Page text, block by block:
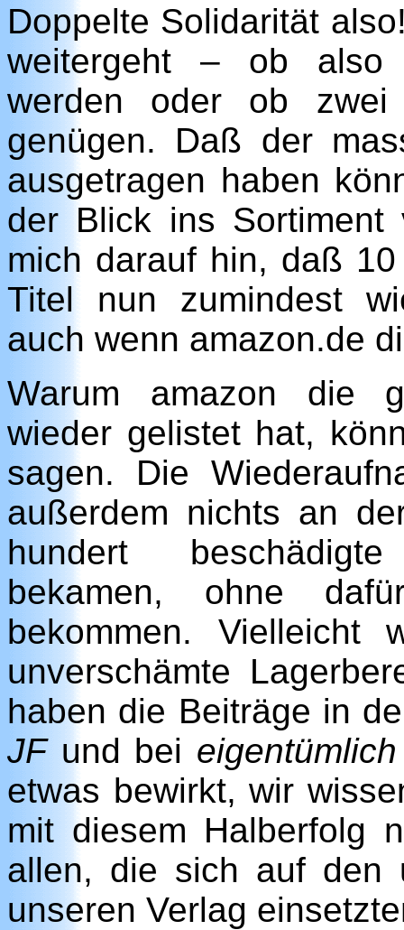
Doppelte Solidarität
weitergeht – ob also
werden oder ob zwei
genügen. Daß der
ausgetragen haben
der Blick ins
mich darauf hin, daß
Titel nun zumindest
auch wenn amazon.de
Warum amazon die
wieder gelistet hat,
sagen. Die
außerdem nichts an
hundert
bekamen, ohne
bekommen.
unverschämte
haben die Beiträge in
JFund bei
etwas bewirkt, wir
mit diesem Halberfolg
allen, die sich auf den
unseren Verlag